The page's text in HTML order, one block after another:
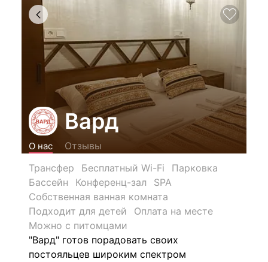
Вард
О нас
Отзывы
Трансфер
Бесплатный Wi-Fi
Парковка
Бассейн
Конференц-зал
SPA
Собственная ванная комната
Подходит для детей
Оплата на месте
Можно с питомцами
"Вард" готов порадовать своих
постояльцев широким спектром